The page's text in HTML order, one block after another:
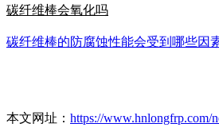
碳纤维棒会氧化吗
碳纤维棒的防腐蚀性能会受到哪些因
本文网址： https://www.hnlongfrp.com/